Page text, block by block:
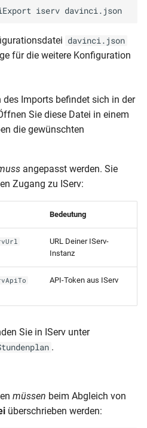
davinci.json
für die weitere Konfiguration
Imports befindet sich in der
Sie diese Datei in einem
die gewünschten
angepasst werden. Sie
Zugang zu IServ:
Bedeutung
URL Deiner IServ-
Instanz
API-Token aus IServ
Sie in IServ unter
.
müssen beim Abgleich von
überschrieben werden: